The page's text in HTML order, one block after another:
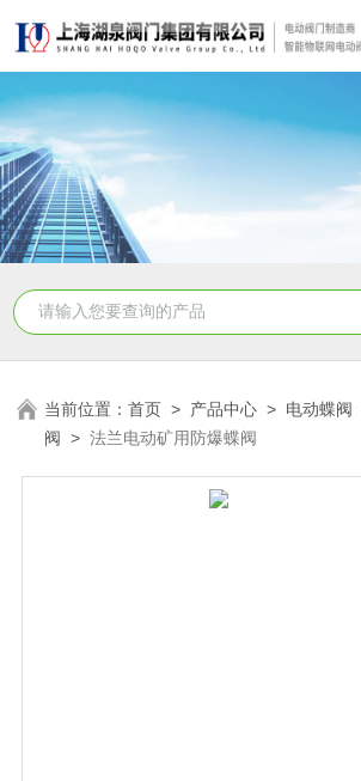
当前位置：首页 > 产品中心 > 电动蝶阀
阀 >法兰电动矿用防爆蝶阀